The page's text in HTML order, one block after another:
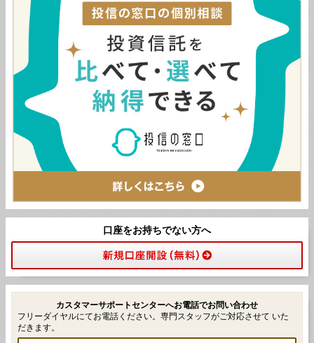
口座をお持ちでない方へ
カスタマーサポートセンターへお電話でお問い合わせ
フリーダイヤルにてお電話ください。専門スタッフがご対応させて いた
だきます。